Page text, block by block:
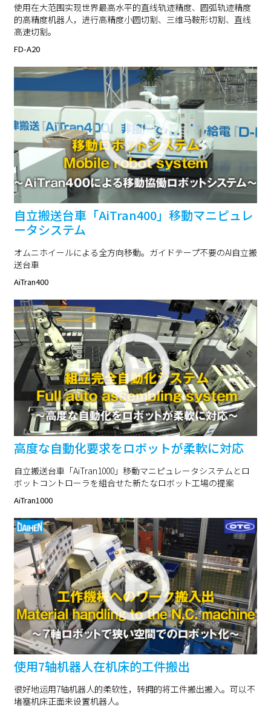
使用在大范围实现世界最高水平的直线轨迹精度、圆弧轨迹精度
的高精度机器人，进行高精度小圆切割、三维马鞍形切割、直线
高速切割。
FD-A20
自立搬送台車「AiTran400」移動マニピュレ
ータシステム
オムニホイールによる全方向移動。ガイドテープ不要のAI自立搬
送台車
AiTran400
高度な自動化要求をロボットが柔軟に対応
自立搬送台車「AiTran1000」移動マニピュレータシステムとロ
ボットコントローラを組合せた新たなロボット工場の提案
AiTran1000
使用7轴机器人在机床的工件搬出
很好地运用7轴机器人的柔软性，转拥的将工件搬出搬入。可以不
堵塞机床正面来设置机器人。